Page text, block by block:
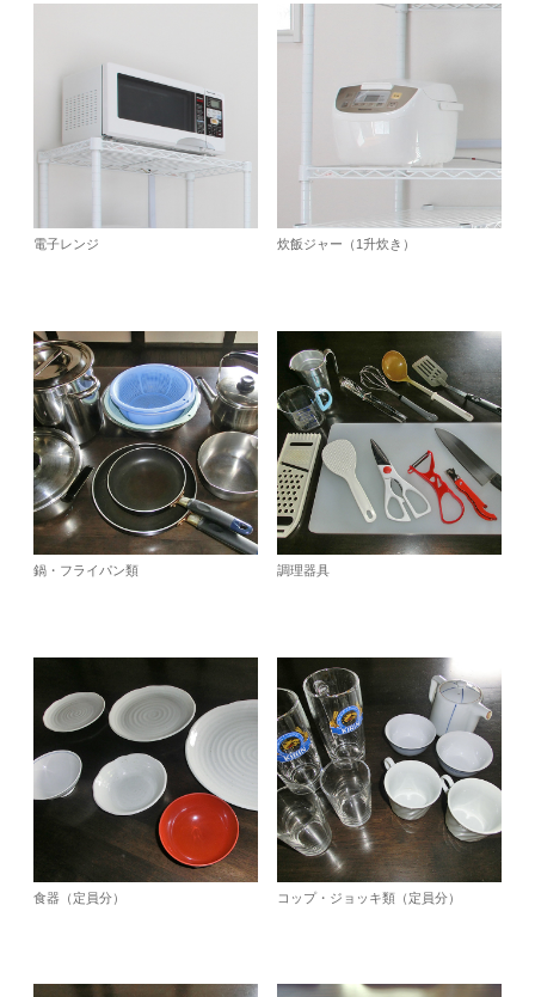
電子レンジ 炊飯ジャー（1升炊き）
鍋・フライパン類 調理器具
食器（定員分） コップ・ジョッキ類（定員分）